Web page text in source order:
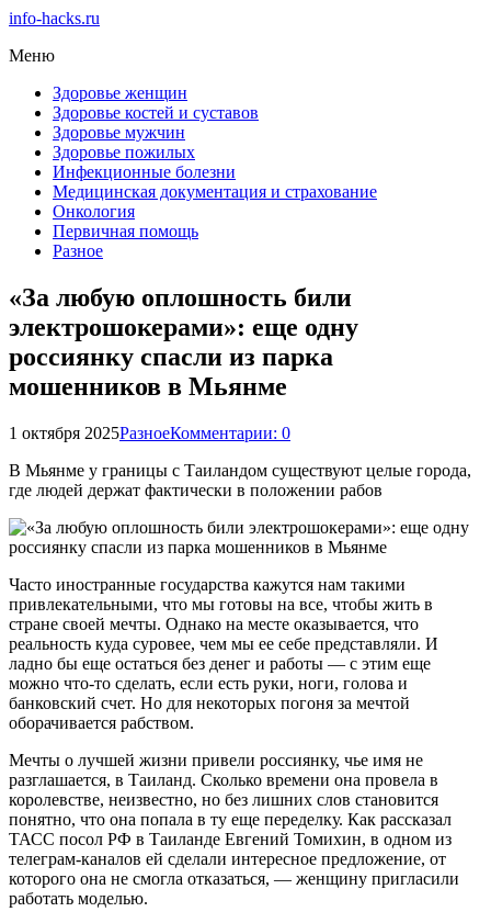
info-hacks.ru
Меню
Здоровье женщин
Здоровье костей и суставов
Здоровье мужчин
Здоровье пожилых
Инфекционные болезни
Медицинская документация и страхование
Онкология
Первичная помощь
Разное
«За любую оплошность били
электрошокерами»: еще одну
россиянку спасли из парка
мошенников в Мьянме
1 октября 2025РазноеКомментарии: 0
В Мьянме у границы с Таиландом существуют целые города,
где людей держат фактически в положении рабов
Часто иностранные государства кажутся нам такими
привлекательными, что мы готовы на все, чтобы жить в
стране своей мечты. Однако на месте оказывается, что
реальность куда суровее, чем мы ее себе представляли. И
ладно бы еще остаться без денег и работы — с этим еще
можно что-то сделать, если есть руки, ноги, голова и
банковский счет. Но для некоторых погоня за мечтой
оборачивается рабством.
Мечты о лучшей жизни привели россиянку, чье имя не
разглашается, в Таиланд. Сколько времени она провела в
королевстве, неизвестно, но без лишних слов становится
понятно, что она попала в ту еще переделку. Как рассказал
ТАСС посол РФ в Таиланде Евгений Томихин, в одном из
телеграм-каналов ей сделали интересное предложение, от
которого она не смогла отказаться, — женщину пригласили
работать моделью.